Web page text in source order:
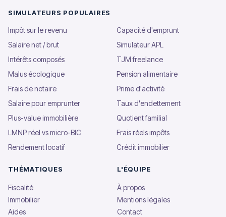
SIMULATEURS POPULAIRES
Impôt sur le revenu
Capacité d'emprunt
Salaire net / brut
Simulateur APL
Intérêts composés
TJM freelance
Malus écologique
Pension alimentaire
Frais de notaire
Prime d'activité
Salaire pour emprunter
Taux d'endettement
Plus-value immobilière
Quotient familial
LMNP réel vs micro-BIC
Frais réels impôts
Rendement locatif
Crédit immobilier
THÉMATIQUES
Fiscalité
Immobilier
Aides
L'ÉQUIPE
À propos
Mentions légales
Contact